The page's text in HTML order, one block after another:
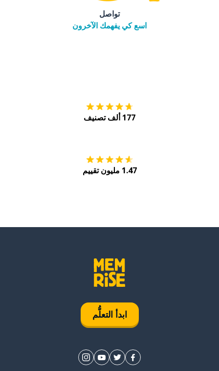
تواصل
اسع كي يفهمك الآخرون
177 ألف تصنيف
1.47 مليون تقييم
ابدأ التعلُّم